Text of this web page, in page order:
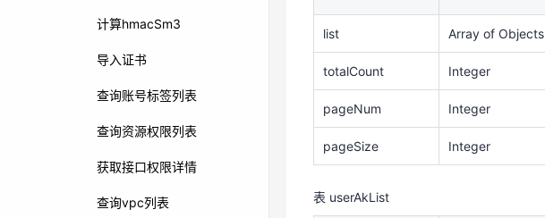
计算hmacSm3
导入证书
查询账号标签列表
查询资源权限列表
获取接口权限详情
查询vpc列表
表 userAkList
参数 参数类型
userAk String
policy
list Array of Objects
totalCount Integer
pageNum Integer
pageSize Integer
表 userAkList